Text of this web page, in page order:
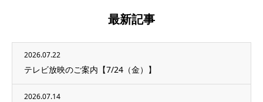
最新記事
2026.07.22
テレビ放映のご案内【7/24（金）】
2026.07.14